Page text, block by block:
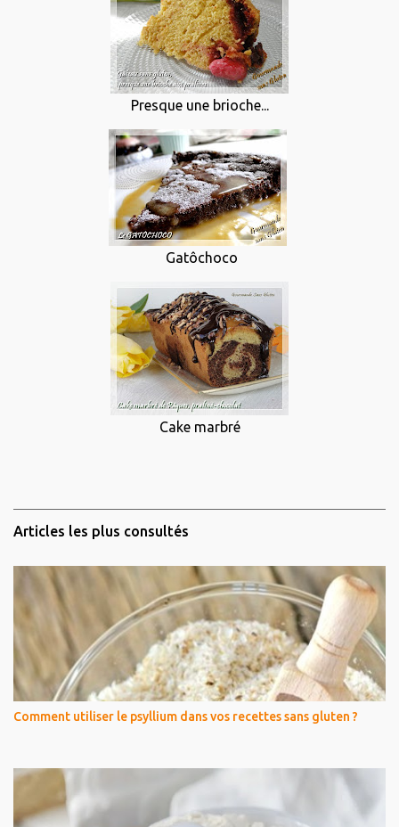
Presque une brioche...
Gatôchoco
Cake marbré
Articles les plus consultés
Comment utiliser le psyllium dans vos recettes sans gluten ?